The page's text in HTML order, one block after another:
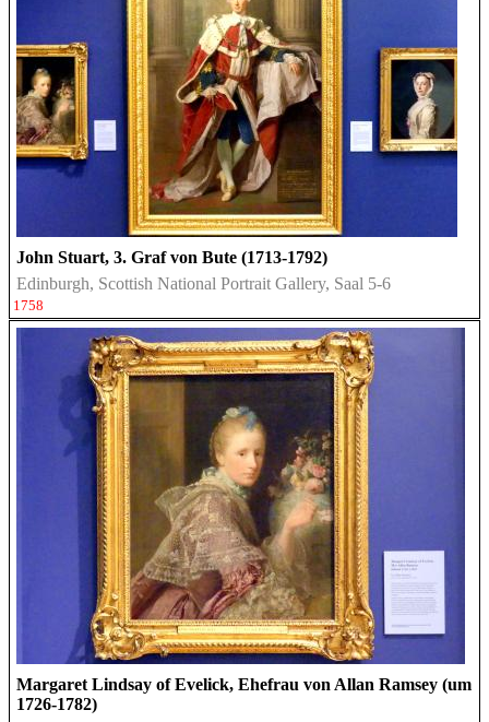
John Stuart, 3. Graf von Bute (1713-1792)
Edinburgh, Scottish National Portrait Gallery, Saal 5-6
1758
Margaret Lindsay of Evelick, Ehefrau von Allan Ramsey (um
1726-1782)